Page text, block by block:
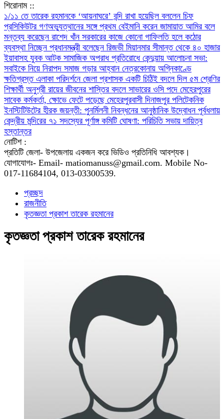
শিরোনাম ::
১/১১ তে তারেক রহমানকে ‘আয়নাঘরে’ বন্দি রাখা হয়েছিল বললেন চিফ
প্রসিকিউটর গণঅভ্যুত্থানের সঙ্গে প্রথম বেইমানি করেন জামায়াত আমির বলে
মন্তব্য করেছেন রাশেদ খাঁন সরকারের কাজে কোনো গাফিলতি হলে কঠোর
ব্যবস্থা নিচ্ছেন প্রধানমন্ত্রী বলেছেন রিজভী মিয়ানমার সীমান্ত থেকে ৪০ হাজার
ইয়াবাসহ যুবক আটক সামাজিক অপরাধ প্রতিরোধে কেন্দুয়ায় আলোচনা সভা:
সবাইকে নিয়ে নিরাপদ সমাজ গড়ার আহ্বান নেত্রকোনায় অগ্নিকাণ্ডে
ক্ষতিগ্রস্ত এলাকা পরিদর্শনে জেলা প্রশাসক একটি চিঠিই বদলে দিল ৫ম শ্রেণির
শিক্ষার্থী অনুশ্রী রায়ের জীবনের শাস্তির বদলে সাভারের ওসি পদে মেহেরপুরের
সাবেক কর্মকর্তা, ক্ষোভে ফেটে পড়েছে মেহেরপুরবাসী দিনাজপুর পলিটেকনিক
ইনস্টিটিউটের হীরক জয়ন্তী: পুনর্মিলনী নিবন্ধনের আনুষ্ঠানিক উদ্বোধন পূর্বধলায়
কেন্দ্রীয় মন্দিরের ৭১ সদস্যের পূর্ণাঙ্গ কমিটি ঘোষণা: পরিচিতি সভায় দায়িত্ব
হস্তান্তর
নোটিশ :
প্রতিটি জেলা- উপজেলায় একজন করে ভিডিও প্রতিনিধি আবশ্যক।
যোগাযোগঃ- Email- matiomanuss@gmail.com. Mobile No-
017-11684104, 013-03300539.
প্রচ্ছদ
রাজনীতি
কৃতজ্ঞতা প্রকাশ তারেক রহমানের
কৃতজ্ঞতা প্রকাশ তারেক রহমানের